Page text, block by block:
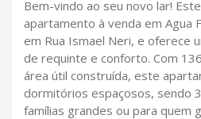
Bem-vindo ao seu novo lar!
apartamento à venda em Agua
em Rua Ismael Neri, e oferece
de requinte e conforto. Com
área útil construída, este
dormitórios espaçosos, sendo
famílias grandes ou para quem